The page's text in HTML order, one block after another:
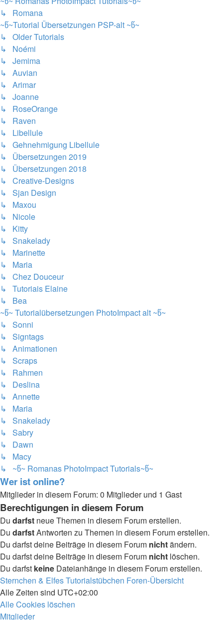
↳ Romana
~წ~Tutorial Übersetzungen PSP-alt ~წ~
↳ Older Tutorials
↳ Noémi
↳ Jemima
↳ Auvian
↳ Arimar
↳ Joanne
↳ RoseOrange
↳ Raven
↳ Libellule
↳ Gehnehmigung Libellule
↳ Übersetzungen 2019
↳ Übersetzungen 2018
↳ Creative-Designs
↳ Sjan Design
↳ Maxou
↳ Nicole
↳ Kitty
↳ Snakelady
↳ Marinette
↳ Maria
↳ Chez Douceur
↳ Tutoriais Elaine
↳ Bea
~წ~ Tutorialübersetzungen PhotoImpact alt ~წ~
↳ Sonni
↳ Signtags
↳ Animationen
↳ Scraps
↳ Rahmen
↳ Deslina
↳ Annette
↳ Maria
↳ Snakelady
↳ Sabry
↳ Dawn
↳ Macy
↳ ~წ~ Romanas PhotoImpact Tutorials~წ~
Wer ist online?
Mitglieder in diesem Forum: 0 Mitglieder und 1 Gast
Berechtigungen in diesem Forum
Du darfst neue Themen in diesem Forum erstellen.
Du darfstAntworten zu Themen in diesem Forum erstellen.
Du darfst deine Beiträge in diesem Forum nichtändern.
Du darfst deine Beiträge in diesem Forum nicht löschen.
Du darfst keine Dateianhänge in diesem Forum erstellen.
Sternchen & Elfes Tutorialstübchen Foren-Übersicht
Alle Zeiten sind UTC+02:00
Alle Cookies löschen
Mitglieder